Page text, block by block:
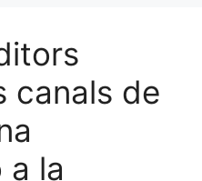
canals de
a la